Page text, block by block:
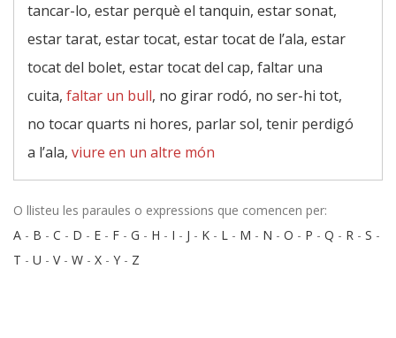
tancar-lo, estar perquè el tanquin, estar sonat,
estar tarat, estar tocat, estar tocat de l’ala, estar
tocat del bolet, estar tocat del cap, faltar una
cuita, faltar un bull, no girar rodó, no ser-hi tot,
no tocar quarts ni hores, parlar sol, tenir perdigó
a l’ala, viure en un altre món
O llisteu les paraules o expressions que comencen per:
A - B - C - D - E - F - G - H - I - J - K - L - M - N - O - P - Q - R - S -
T - U - V- W - X - Y - Z